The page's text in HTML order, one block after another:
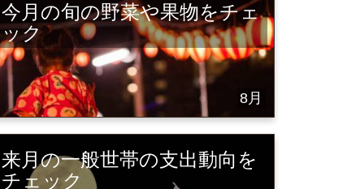
今月の旬の野菜や果物をチェ
ック
8月
来月の一般世帯の支出動向を
チェック